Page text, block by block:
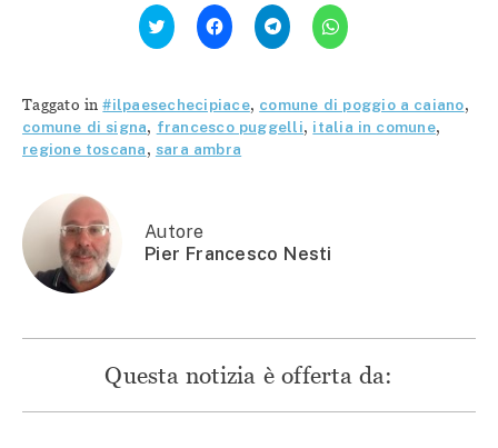
Fai
clic
qui
Twitter
(Si
apre
in
una
Fai
clic
per
condividere
(Si
apre
in
una
nuova
Fai
clic
per
condividere
(Si
apre
in
una
Fai
clic
per
(Si
apre
in
una
Taggato in#ilpaesechecipiace, comune di poggio a caiano,
comune di signa, francesco puggelli, italia in comune,
regione toscana, sara ambra
Autore
Pier Francesco Nesti
Questa notizia è offerta da: